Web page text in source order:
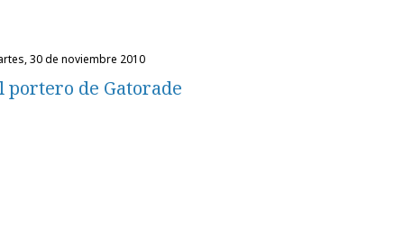
30 de noviembre 2010
portero de Gatorade